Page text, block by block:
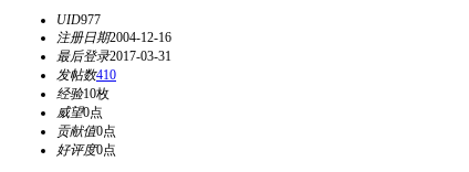
UID977
注册日期2004-12-16
最后登录2017-03-31
发帖数410
经验10枚
威望0点
贡献值0点
好评度0点